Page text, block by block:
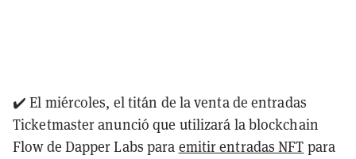
✔️ El miércoles, el titán de la venta de entradas
Ticketmaster anunció que utilizará la blockchain
Flow de Dapper Labs para emitir entradas NFT para